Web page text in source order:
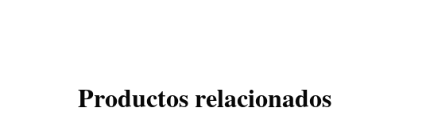
Productos relacionados